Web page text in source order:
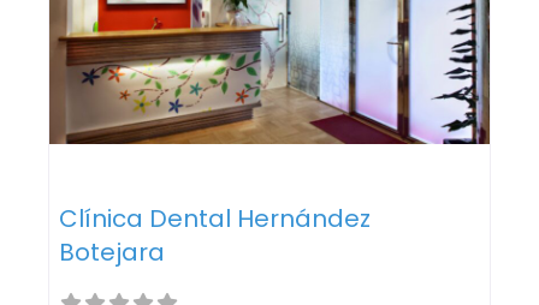
Clínica Dental Hernández
Botejara